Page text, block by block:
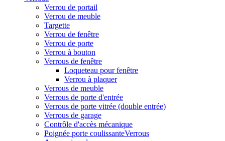
Verrou de portail
Verrou de meuble
Targette
Verrou de fenêtre
Verrou de porte
Verrou à bouton
Verrous de fenêtre
Loqueteau pour fenêtre
Verrou à plaquer
Verrous de meuble
Verrous de porte d'entrée
Verrous de porte vitrée (double entrée)
Verrous de garage
Contrôle d'accès mécanique
Poignée porte coulissanteVerrous